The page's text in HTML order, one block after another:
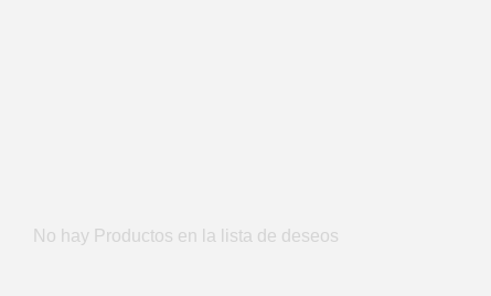
No hay Productos en la lista de deseos